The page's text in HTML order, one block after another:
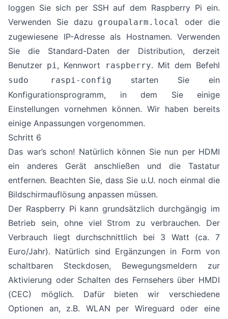
loggen Sie sich per SSH auf dem Raspberry Pi ein.
Verwenden Sie dazu groupalarm.local
oder die
zugewiesene IP-Adresse als Hostnamen. Verwenden
Sie die Standard-Daten der Distribution, derzeit
Benutzer pi, Kennwort raspberry. Mit dem Befehl
sudo raspi-config starten Sie ein
Konfigurationsprogramm, in dem Sie einige
Einstellungen vornehmen können. Wir haben bereits
einige Anpassungen vorgenommen.
Schritt 6
Das war’s schon! Natürlich können Sie nun per HDMI
ein anderes Gerät anschließen und die Tastatur
entfernen. Beachten Sie, dass Sie u.U. noch einmal die
Bildschirmauflösung anpassen müssen.
Der Raspberry Pi kann grundsätzlich durchgängig im
Betrieb sein, ohne viel Strom zu verbrauchen. Der
Verbrauch liegt durchschnittlich bei 3 Watt (ca. 7
Euro/Jahr). Natürlich sind Ergänzungen in Form von
schaltbaren Steckdosen, Bewegungsmeldern zur
Aktivierung oder Schalten des Fernsehers über HMDI
(CEC) möglich. Dafür bieten wir verschiedene
Optionen an, z.B. WLAN per Wireguard oder eine